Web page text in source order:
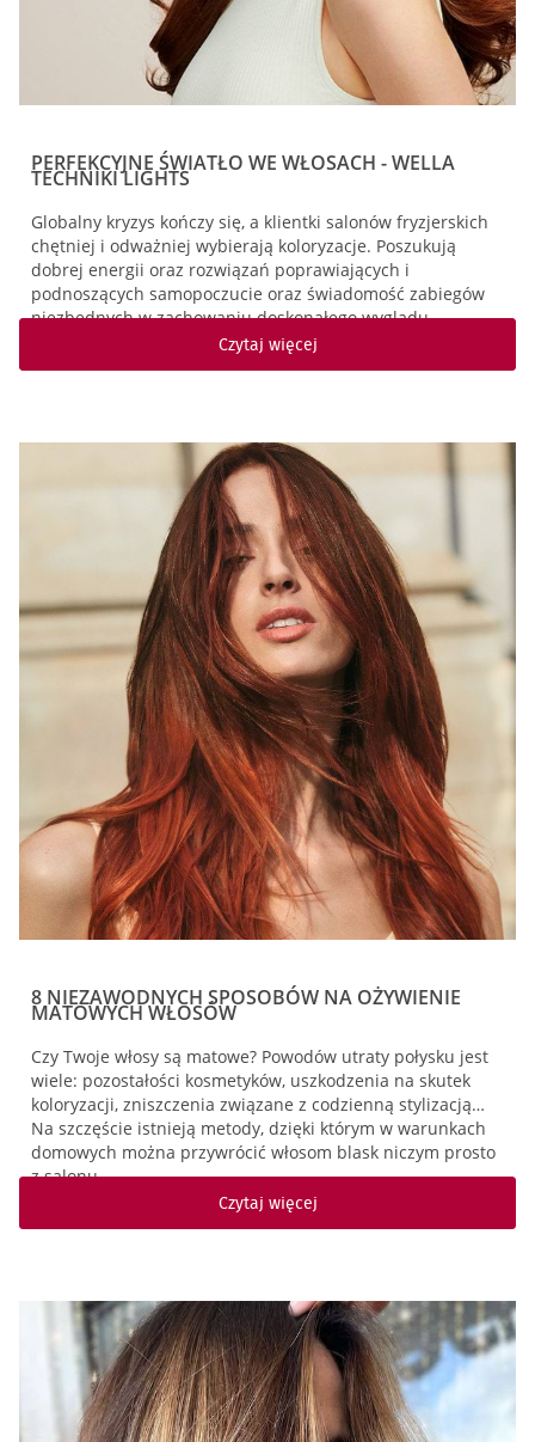
PERFEKCYJNE ŚWIATŁO WE WŁOSACH - WELLA
TECHNIKI LIGHTS
Globalny kryzys kończy się, a klientki salonów fryzjerskich
chętniej i odważniej wybierają koloryzacje. Poszukują
dobrej energii oraz rozwiązań poprawiających i
podnoszących samopoczucie oraz świadomość zabiegów
niezbędnych w zachowaniu doskonałego wyglądu.
Czytaj więcej
8 NIEZAWODNYCH SPOSOBÓW NA OŻYWIENIE
MATOWYCH WŁOSÓW
Czy Twoje włosy są matowe? Powodów utraty połysku jest
wiele: pozostałości kosmetyków, uszkodzenia na skutek
koloryzacji, zniszczenia związane z codzienną stylizacją…
Na szczęście istnieją metody, dzięki którym w warunkach
domowych można przywrócić włosom blask niczym prosto
z salonu.
Czytaj więcej